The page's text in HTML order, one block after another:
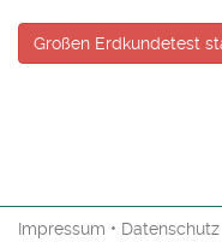
Großen Erdkundetest
Impressum • Datenschutz